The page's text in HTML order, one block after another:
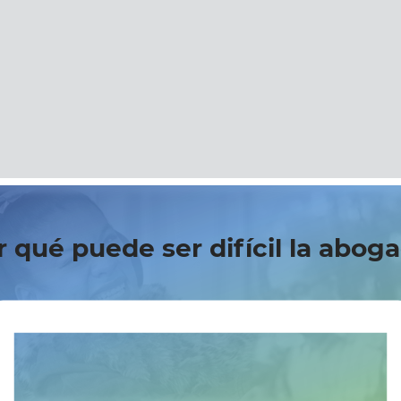
qué puede ser difícil la